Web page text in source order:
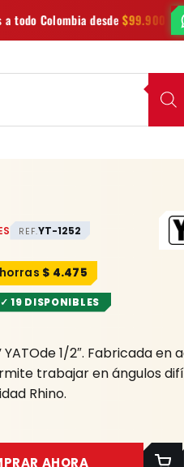
$99.900 Las mejores
REF.YT-1252
$ 4.475
✓ 19 DISPONIBLES
1/2″. Fabricada en
trabajar en ángulos
Rhino.
AHORA